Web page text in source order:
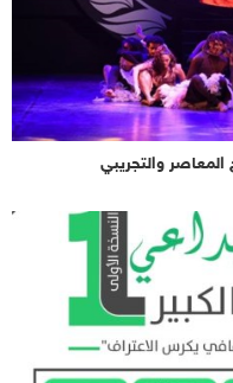
المعاصر والتجريبي